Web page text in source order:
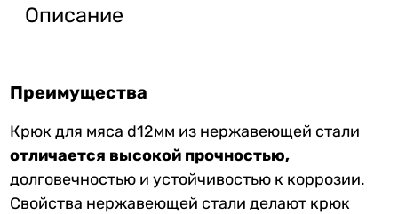
Описание
Преимущества
Крюк для мяса d12мм из нержавеющей стали
отличается высокой прочностью,
долговечностью и устойчивостью к коррозии.
Свойства нержавеющей стали делают крюк